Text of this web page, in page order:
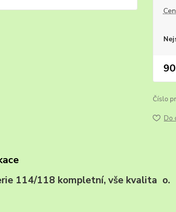
Číslo
Do
serie 114/118 kompletní, vše